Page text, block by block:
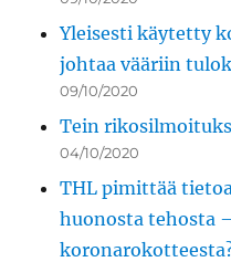
Yleisesti käytetty
johtaa vääriin
09/10/2020
Tein
04/10/2020
THL pimittää
huonosta tehosta